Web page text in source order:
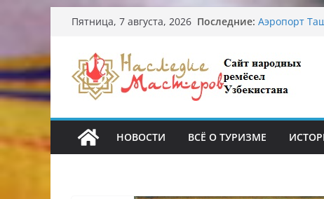
Перейти
содержимому
Пятница, 7 августа, 2026 Последние: Узбекские
Опасная
От знахарей
Обрушение
НОВОСТИ ВСЁ О ТУРИЗМЕ